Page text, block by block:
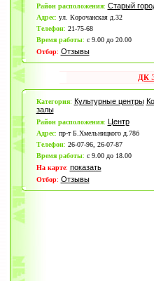
Район расположения: Старый
Адрес: ул. Корочанская д.32
Телефон: 21-75-68
Время работы: с 9.00 до 20.00
Отбор: Отзывы
ДК
Категория: Культурные центры
залы
Район расположения: Центр
Адрес: пр-т Б.Хмельницкого д.78б
Телефон: 26-07-96, 26-07-87
Время работы: с 9.00 до 18.00
На карте: показать
Отбор: Отзывы